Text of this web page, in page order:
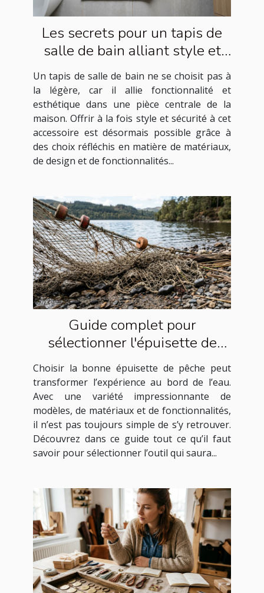
Les secrets pour un tapis de
salle de bain alliant style et
sécurité
Un tapis de salle de bain ne se choisit pas à
la légère, car il allie fonctionnalité et
esthétique dans une pièce centrale de la
maison. Offrir à la fois style et sécurité à cet
accessoire est désormais possible grâce à
des choix réfléchis en matière de matériaux,
de design et de fonctionnalités...
Guide complet pour
sélectionner l'épuisette de
pêche idéale
Choisir la bonne épuisette de pêche peut
transformer l’expérience au bord de l’eau.
Avec une variété impressionnante de
modèles, de matériaux et de fonctionnalités,
il n’est pas toujours simple de s’y retrouver.
Découvrez dans ce guide tout ce qu’il faut
savoir pour sélectionner l’outil qui saura...